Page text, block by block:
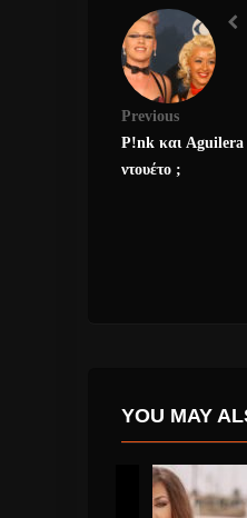
Previous
P!nk και Aguilera
ντουέτο ;
YOU MAY